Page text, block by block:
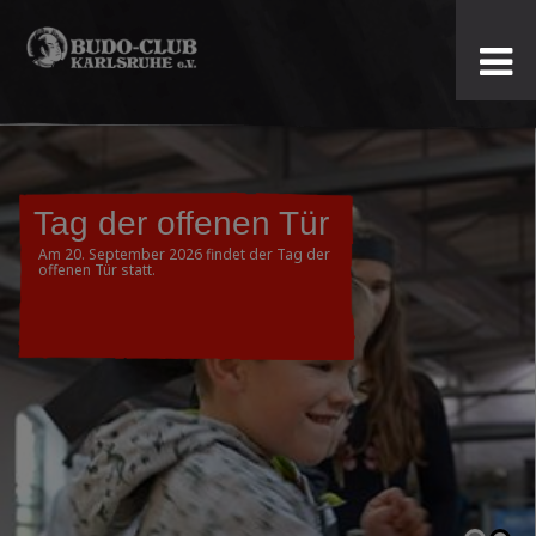
Budo-
Club
Karlsruhe
e.V.
Am 20. September 2026 findet der Tag der
offenen Tür statt.
Tag der offenen Tür